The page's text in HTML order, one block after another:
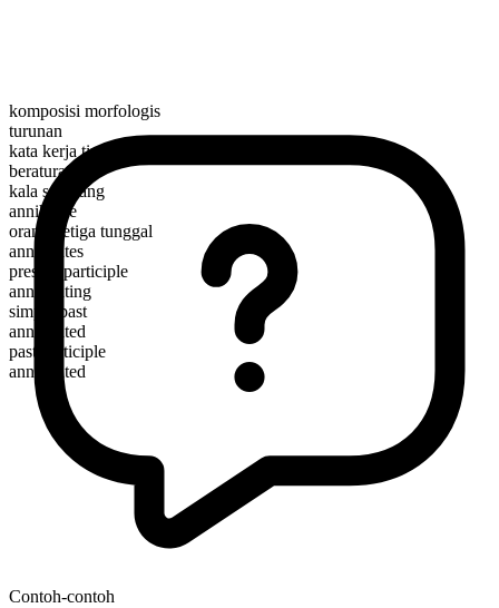
komposisi morfologis
turunan
kata kerja tindakan
beraturan
kala sekarang
annihilate
orang ketiga tunggal
annihilates
present participle
annihilating
simple past
annihilated
past participle
annihilated
Contoh-contoh